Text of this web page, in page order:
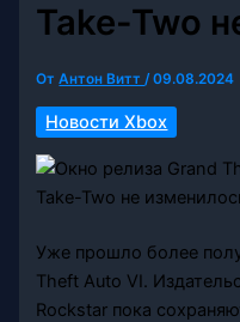
Take-Two
ОтАнтон Витт/09.08.2024
Новости Xbox
Уже прошло более
Theft Auto VI.
Rockstar пока